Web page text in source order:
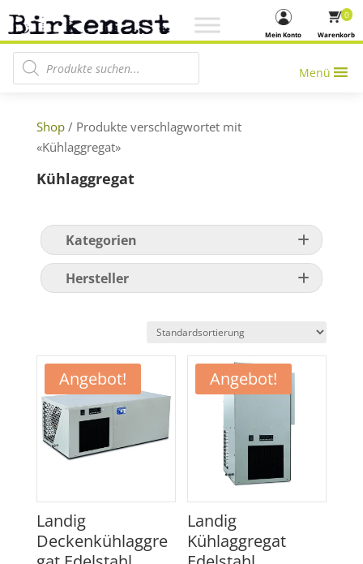
Warenkorb
0
Mein Konto
Products search
Menü
Shop/ Produkte verschlagwortet mit
«Kühlaggregat»
Kühlaggregat
Kategorien
Hersteller
Angebot!
Landig
Deckenkühlaggre
Angebot!
Landig
Kühlaggregat